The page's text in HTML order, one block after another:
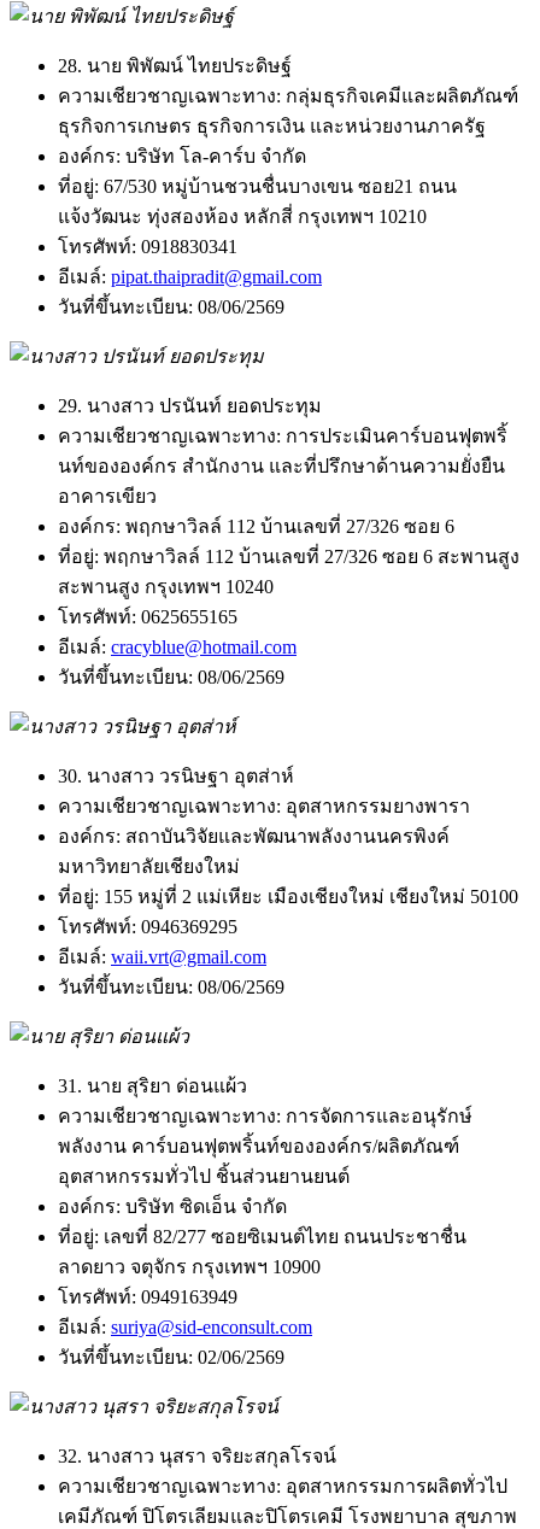
28. นาย พิพัฒน์ ไทยประดิษฐ์
ความเชียวชาญเฉพาะทาง: กลุ่มธุรกิจเคมีและผลิตภัณฑ์
ธุรกิจการเกษตร ธุรกิจการเงิน และหน่วยงานภาครัฐ
องค์กร: บริษัท โล-คาร์บ จำกัด
ที่อยู่: 67/530 หมู่บ้านชวนชื่นบางเขน ซอย21 ถนน
แจ้งวัฒนะ ทุ่งสองห้อง หลักสี่ กรุงเทพฯ 10210
โทรศัพท์: 0918830341
อีเมล์: pipat.thaipradit@gmail.com
วันที่ขึ้นทะเบียน: 08/06/2569
29. นางสาว ปรนันท์ ยอดประทุม
ความเชียวชาญเฉพาะทาง: การประเมินคาร์บอนฟุตพริ้
นท์ขององค์กร สำนักงาน และที่ปรึกษาด้านความยั่งยืน
อาคารเขียว
องค์กร: พฤกษาวิลล์ 112 บ้านเลขที่ 27/326 ซอย 6
ที่อยู่: พฤกษาวิลล์ 112 บ้านเลขที่ 27/326 ซอย 6 สะพานสูง
สะพานสูง กรุงเทพฯ 10240
โทรศัพท์: 0625655165
อีเมล์: cracyblue@hotmail.com
วันที่ขึ้นทะเบียน: 08/06/2569
30. นางสาว วรนิษฐา อุตส่าห์
ความเชียวชาญเฉพาะทาง: อุตสาหกรรมยางพารา
องค์กร: สถาบันวิจัยและพัฒนาพลังงานนครพิงค์
มหาวิทยาลัยเชียงใหม่
ที่อยู่: 155 หมู่ที่ 2 แม่เหียะ เมืองเชียงใหม่ เชียงใหม่ 50100
โทรศัพท์: 0946369295
อีเมล์: waii.vrt@gmail.com
วันที่ขึ้นทะเบียน: 08/06/2569
31. นาย สุริยา ด่อนแผ้ว
ความเชียวชาญเฉพาะทาง: การจัดการและอนุรักษ์
พลังงาน คาร์บอนฟุตพริ้นท์ขององค์กร/ผลิตภัณฑ์
อุตสาหกรรมทั่วไป ชิ้นส่วนยานยนต์
องค์กร: บริษัท ซิดเอ็น จำกัด
ที่อยู่: เลขที่ 82/277 ซอยซิเมนต์ไทย ถนนประชาชื่น
ลาดยาว จตุจักร กรุงเทพฯ 10900
โทรศัพท์: 0949163949
อีเมล์: suriya@sid-enconsult.com
วันที่ขึ้นทะเบียน: 02/06/2569
32. นางสาว นุสรา จริยะสกุลโรจน์
ความเชียวชาญเฉพาะทาง: อุตสาหกรรมการผลิตทั่วไป
เคมีภัณฑ์ ปิโตรเลียมและปิโตรเคมี โรงพยาบาล สุขภาพ